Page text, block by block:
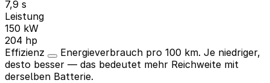
7,9 s
Leistung
150 kW
204 hp
Effizienz
Energieverbrauch pro 100 km. Je niedriger,
desto besser — das bedeutet mehr Reichweite mit
derselben Batterie.